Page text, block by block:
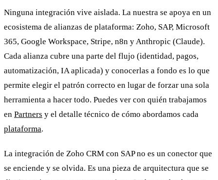
Ninguna integración vive aislada. La nuestra se apoya en un
ecosistema de alianzas de plataforma: Zoho, SAP, Microsoft
365, Google Workspace, Stripe, n8n y Anthropic (Claude).
Cada alianza cubre una parte del flujo (identidad, pagos,
automatización, IA aplicada) y conocerlas a fondo es lo que
permite elegir el patrón correcto en lugar de forzar una sola
herramienta a hacer todo. Puedes ver con quién trabajamos
en Partners y el detalle técnico de cómo abordamos cada
plataforma.
La integración de Zoho CRM con SAP no es un conector que
se enciende y se olvida. Es una pieza de arquitectura que se